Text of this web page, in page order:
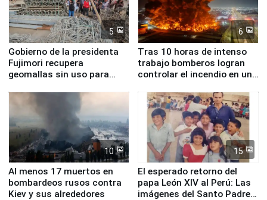
5
Gobierno de la presidenta
Fujimori recupera
geomallas sin uso para
Fenómeno El Niño
6
Tras 10 horas de intenso
trabajo bomberos logran
controlar el incendio en una
de Chile
10
Al menos 17 muertos en
bombardeos rusos contra
Kiev y sus alrededores
15
El esperado retorno del
papa León XIV al Perú: Las
imágenes del Santo Padre